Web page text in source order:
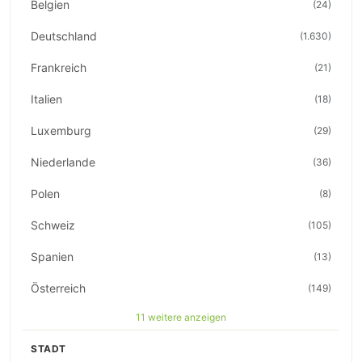
Belgien (24)
Deutschland (1.630)
Frankreich (21)
Italien (18)
Luxemburg (29)
Niederlande (36)
Polen (8)
Schweiz (105)
Spanien (13)
Österreich (149)
11 weitere anzeigen
STADT